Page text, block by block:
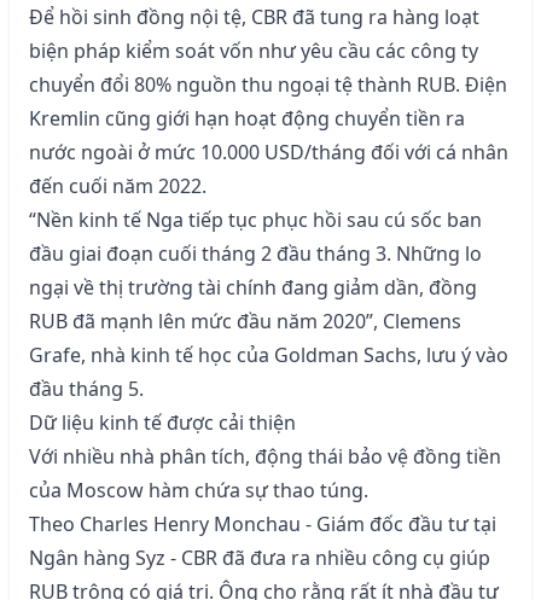
Để hồi sinh đồng nội tệ, CBR đã tung ra hàng loạt
biện pháp kiểm soát vốn như yêu cầu các công ty
chuyển đổi 80% nguồn thu ngoại tệ thành RUB. Điện
Kremlin cũng giới hạn hoạt động chuyển tiền ra
nước ngoài ở mức 10.000 USD/tháng đối với cá nhân
đến cuối năm 2022.
“Nền kinh tế Nga tiếp tục phục hồi sau cú sốc ban
đầu giai đoạn cuối tháng 2 đầu tháng 3. Những lo
ngại về thị trường tài chính đang giảm dần, đồng
RUB đã mạnh lên mức đầu năm 2020”, Clemens
Grafe, nhà kinh tế học của Goldman Sachs, lưu ý vào
đầu tháng 5.
Dữ liệu kinh tế được cải thiện
Với nhiều nhà phân tích, động thái bảo vệ đồng tiền
của Moscow hàm chứa sự thao túng.
Theo Charles Henry Monchau - Giám đốc đầu tư tại
Ngân hàng Syz - CBR đã đưa ra nhiều công cụ giúp
RUB trông có giá trị. Ông cho rằng rất ít nhà đầu tư